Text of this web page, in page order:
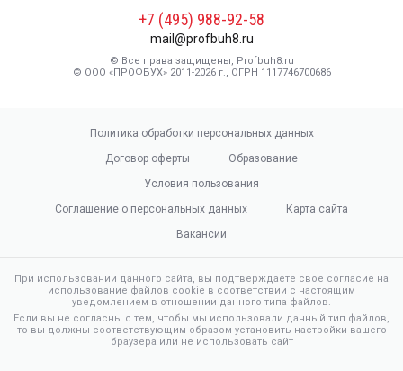
+7 (495) 988-92-58
mail@profbuh8.ru
© Все права защищены, Profbuh8.ru
© ООО «ПРОФБУХ» 2011-2026 г., ОГРН 1117746700686
Политика обработки персональных данных
Договор оферты
Образование
Условия пользования
Соглашение о персональных данных
Карта сайта
Вакансии
При использовании данного сайта, вы подтверждаете свое согласие на
использование файлов cookie в соответствии с настоящим
уведомлением в отношении данного типа файлов.
Если вы не согласны с тем, чтобы мы использовали данный тип файлов,
то вы должны соответствующим образом установить настройки вашего
браузера или не использовать сайт